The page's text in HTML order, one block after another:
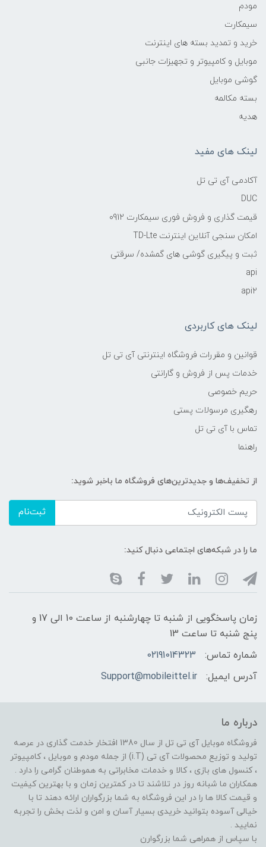
مودم
سیمکارت
خرید و تمدید بسته های اینترنت
موبایل و کامپیوتر و تجهیزات جانبی
گوشی موبایل
بسته مکالمه
هدیه
لینک های مفید
آکادمی آی تی تل
DUC
قیمت گذاری و فروش فوری سیمکارت 0912
امکان سنجی آنلاین اینترنت TD-Lte
ثبت و پیگیری گوشی های گمشده/ سرقتی
api
api2
لینک های کاربردی
قوانین و مقررات فروشگاه اینترنتی آی تی تل
خدمات پس از فروش و گارانتی
حریم خصوصی
رهگیری مرسولات پستی
تماس با آی تی تل
راهنما
از تخفیف‌ها و جدیدترین‌های فروشگاه ما باخبر شوید:
ثبت‌نام
ما را در شبکه‌های اجتماعی دنبال کنید:
زمان پاسخگویی از شنبه تا چهارشنبه از ساعت 10 الی 17 و
پنج شنبه تا ساعت 13
شماره تماس:
02191014323
آدرس ایمیل:
Support@mobileittel.ir
درباره ما
فروشگاه موبایل آی تی تل از سال 1380 افتخار خدمت گذاری در عرصه
تولید و توزیع محصولات آی تی (i.T) از جمله مودم و موبایل ، کامپیوتر
، کنسول های بازی ، کالا و خدمات مخابراتی به هموطنان گرامی را دارد .
همکاران ما شبانه روز در تلاشند تا در کمترین زمان و با بهترین کیفیت
و قیمت کالا ها را در این فروشگاه به شما بزرگواران ارائه دهند تا با
خیالی آسوده بتوانید خریدی بسیار آسان و امن و لذت بخش را تجربه
نمایید .
با سپاس از همراهی شما بزرگوارن